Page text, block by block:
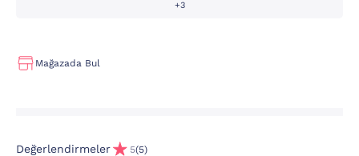
+3
Mağazada Bul
Değerlendirmeler 5(5)